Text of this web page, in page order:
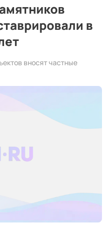
в
вносят частные